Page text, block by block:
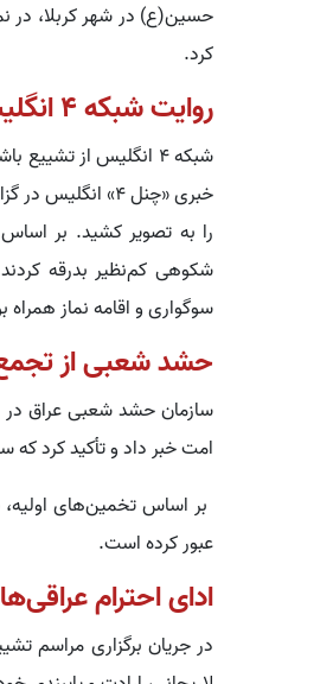
حسین(ع) در شهر کربلا، در
کرد.
روایت شبکه 4 انگلیس از تشییع باشکوه قائد شهید امت در عراق
شبکه 4 انگلیس از
خبری «چنل 4»
را به تصویر کشید. بر
شکوهی کم‌نظیر بدرقه
سوگواری و اقامه نماز همراه
حشد شعبی از تجمع بیش از 4 میلیون
سازمان حشد شعبی عراق در
امت خبر داد و تأکید کرد
عبور کرده است.
ادای احترام
در جریان برگزاری مراسم